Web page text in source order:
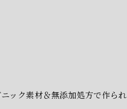
ック素材＆無添加処方で作られ